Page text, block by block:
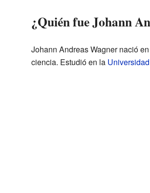
¿Quién fue Johann
Johann Andreas Wagner nació
ciencia. Estudió en la